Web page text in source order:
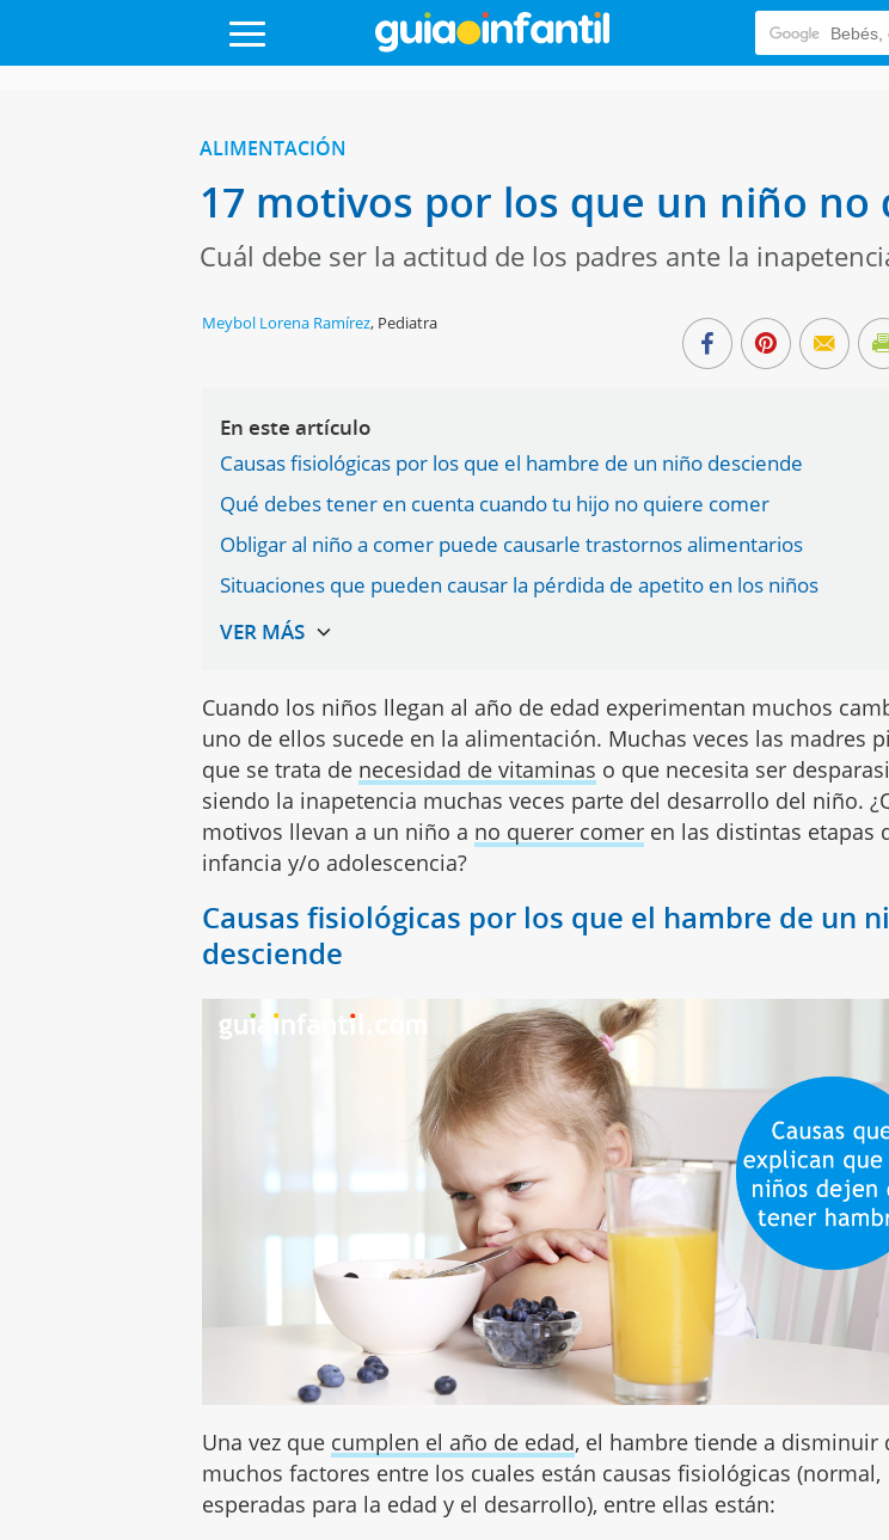
ALIMENTACIÓN
17 motivos por los que un niño no
Cuál debe ser la actitud de los padres ante la
Meybol Lorena Ramírez, Pediatra
En este artículo
Causas fisiológicas por los que el hambre de un niño desciende
Qué debes tener en cuenta cuando tu hijo no quiere comer
Obligar al niño a comer puede causarle trastornos alimentarios
Situaciones que pueden causar la pérdida de apetito en los niños
Cuando los niños llegan al año de edad experimentan muchos
uno de ellos sucede en la alimentación. Muchas veces las madres
que se trata de necesidad de vitaminas o que necesita ser
siendo la inapetencia muchas veces parte del desarrollo del niño.
motivos llevan a un niño a no querer comer en las distintas etapas
infancia y/o adolescencia?
Causas fisiológicas por los que el hambre de un
desciende
Una vez que cumplen el año de edad, el hambre tiende a disminuir
muchos factores entre los cuales están causas fisiológicas (normal,
esperadas para la edad y el desarrollo), entre ellas están: